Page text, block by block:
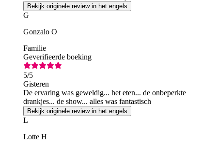
Bekijk originele review in het engels
G
Gonzalo O
Familie
Geverifieerde boeking
5/5
Gisteren
De ervaring was geweldig... het eten... de onbeperkte
drankjes... de show... alles was fantastisch
Bekijk originele review in het engels
L
Lotte H